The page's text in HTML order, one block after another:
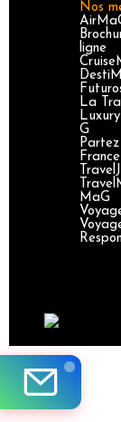
Nos
ligne
La
G
France
MaG